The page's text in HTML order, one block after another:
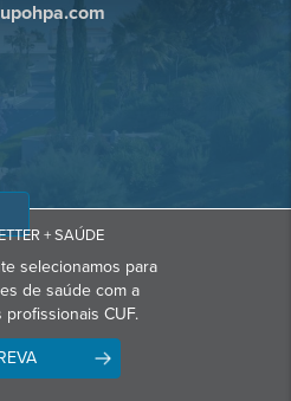
+ SAÚDE
selecionamos para
de saúde com a
profissionais CUF.